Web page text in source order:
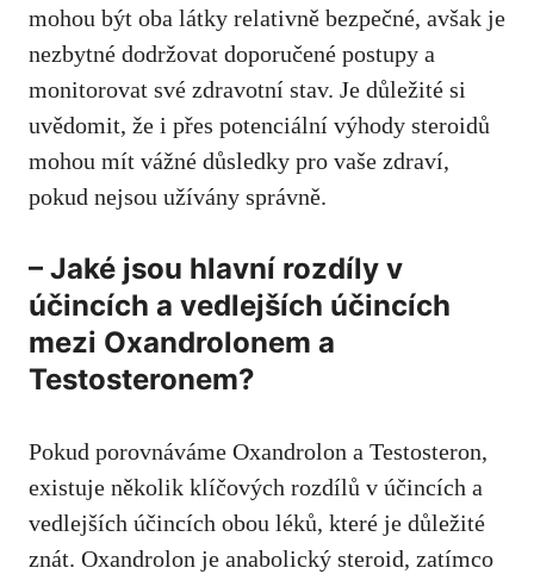
mohou být oba látky relativně bezpečné, avšak je
nezbytné dodržovat doporučené postupy a
monitorovat své zdravotní stav. Je důležité si
uvědomit, že i přes potenciální výhody steroidů
mohou mít vážné důsledky pro vaše zdraví,
pokud nejsou užívány správně.
– Jaké jsou hlavní rozdíly v
účincích a vedlejších účincích
mezi Oxandrolonem a
Testosteronem?
Pokud porovnáváme Oxandrolon a Testosteron,
existuje několik klíčových rozdílů v účincích a
vedlejších účincích obou léků, které je důležité
znát. Oxandrolon je anabolický steroid, zatímco